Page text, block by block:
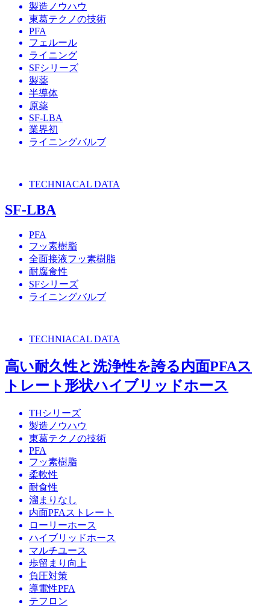
製造ノウハウ
東葛テクノの技術
PFA
フェルール
ライニング
SFシリーズ
製薬
半導体
原薬
SF-LBA
業界初
ライニングバルブ
TECHNIACAL DATA
SF-LBA
PFA
フッ素樹脂
全面接液フッ素樹脂
耐腐食性
SFシリーズ
ライニングバルブ
TECHNIACAL DATA
高い耐久性と洗浄性を誇る内面PFAス
トレート形状ハイブリッドホース
THシリーズ
製造ノウハウ
東葛テクノの技術
PFA
フッ素樹脂
柔軟性
耐食性
溜まりなし
内面PFAストレート
ローリーホース
ハイブリッドホース
マルチユース
歩留まり向上
負圧対策
導電性PFA
テフロン